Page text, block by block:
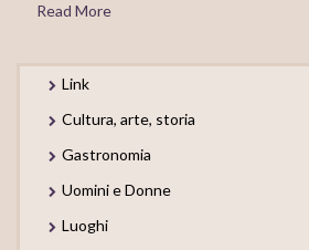
Read More
Link
Cultura, arte, storia
Gastronomia
Uomini e Donne
Luoghi